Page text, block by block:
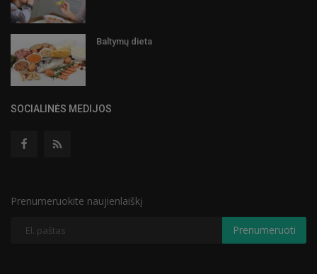
Baltymų dieta
SOCIALINĖS MEDIJOS
Prenumeruokite naujienlaiškį
Prenumeruoti